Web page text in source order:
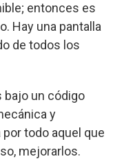
entonces es
Hay una pantalla
de todos los
bajo un código
y
todo aquel que
mejorarlos.